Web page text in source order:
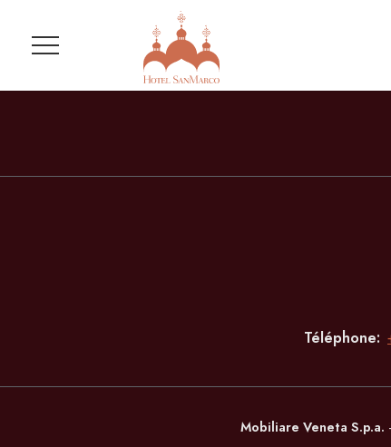
Menu
Téléphone
Mobiliare Veneta S.p.a.